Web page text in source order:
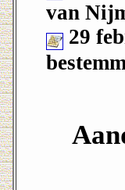
van
29